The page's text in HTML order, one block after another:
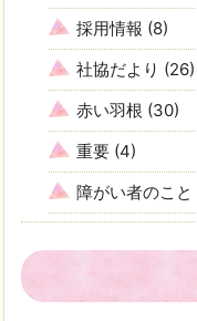
採用情報 (8)
社協だより (26)
赤い羽根 (30)
重要 (4)
障がい者のこと